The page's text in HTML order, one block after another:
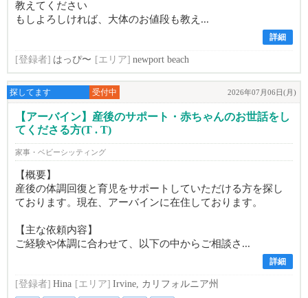
教えてください
もしよろしければ、大体のお値段も教え...
詳細
[登録者] はっぴ〜 [エリア] newport beach
探してます 受付中 2026年07月06日(月)
【アーバイン】産後のサポート・赤ちゃんのお世話をし
てくださる方(T . T)
家事・ベビーシッティング
【概要】
産後の体調回復と育児をサポートしていただける方を探し
ております。現在、アーバインに在住しております。
【主な依頼内容】
ご経験や体調に合わせて、以下の中からご相談さ...
詳細
[登録者] Hina [エリア] Irvine, カリフォルニア州